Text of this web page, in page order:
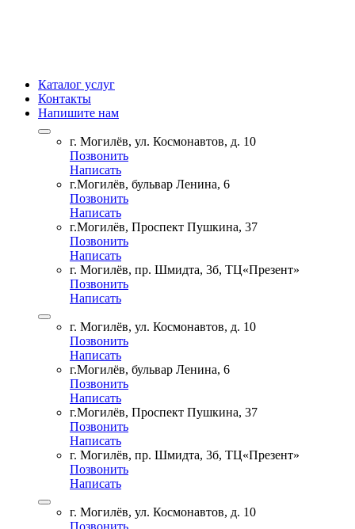
Каталог услуг
Контакты
Напишите нам
г. Могилёв, ул. Космонавтов, д. 10
Позвонить
Написать
г.Могилёв, бульвар Ленина, 6
Позвонить
Написать
г.Могилёв, Проспект Пушкина, 37
Позвонить
Написать
г. Могилёв, пр. Шмидта, 3б, ТЦ«Презент»
Позвонить
Написать
г. Могилёв, ул. Космонавтов, д. 10
Позвонить
Написать
г.Могилёв, бульвар Ленина, 6
Позвонить
Написать
г.Могилёв, Проспект Пушкина, 37
Позвонить
Написать
г. Могилёв, пр. Шмидта, 3б, ТЦ«Презент»
Позвонить
Написать
г. Могилёв, ул. Космонавтов, д. 10
Позвонить